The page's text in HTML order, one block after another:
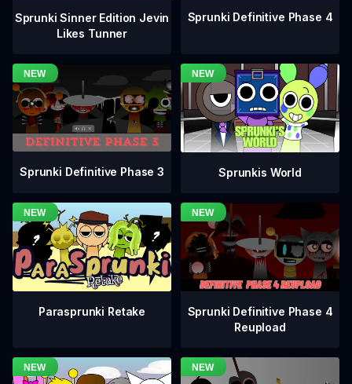
Sprunki Sinner Edition Jevin
Likes Tunner
Sprunki Definitive Phase 4
Sprunki Definitive Phase 3 Sprunkis World
Parasprunki Retake
Sprunki Definitive Phase 4
Reupload